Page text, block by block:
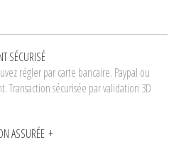
SÉCURISÉ
régler par carte bancaire. Paypal ou
Transaction sécurisée par validation 3D
ASSURÉE